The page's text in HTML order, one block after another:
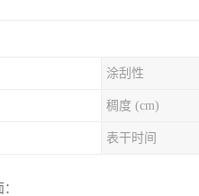
涂刮性
稠度 (cm)
表干时间